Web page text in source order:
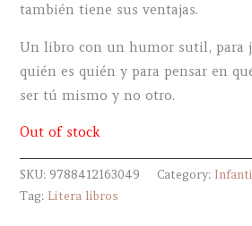
también tiene sus ventajas.
Un libro con un humor sutil, para
quién es quién y para pensar en
ser tú mismo y no otro.
Out of stock
SKU: 9788412163049 Category:
Tag: Litera libros